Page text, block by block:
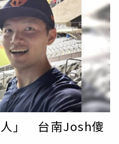
太天才！熱狗竟然附上這
照片；畫面中的醬包是一
末醬，反摺後就能擠出醬
許多廣外網友看了嘖嘖稱
看球的時候最不想一直跑
看棒球超需要，很多球場
」；不過有網友也好奇，
？」。令克萊爾和不少國
正式名稱叫做
菱商事等企業合資的
人」 台南Josh傻